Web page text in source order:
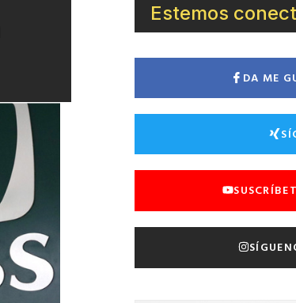
Estemos
DA ME